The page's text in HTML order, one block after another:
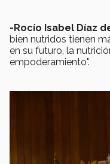
-Rocío Isabel Díaz
bien nutridos tienen
en su futuro, la
empoderamiento".